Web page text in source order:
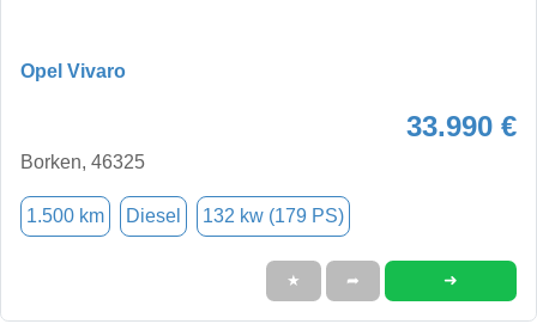
Opel Vivaro
33.990 €
Borken, 46325
1.500 km Diesel 132 kw (179 PS)
★ ➦ ➜